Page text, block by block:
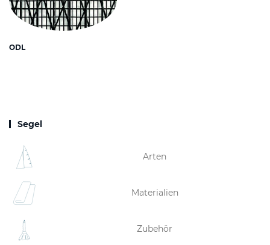
ODL
Segel
Arten
Materialien
Zubehör